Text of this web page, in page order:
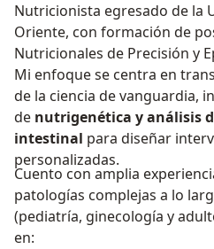
Nutricionista egresado de la
Oriente, con formación de
Nutricionales de Precisión y
Mi enfoque se centra en
de la ciencia de vanguardia,
de nutrigenética y análisis
intestinal para diseñar
personalizadas.
Cuento con amplia
patologías complejas a lo
(pediatría, ginecología y
en: